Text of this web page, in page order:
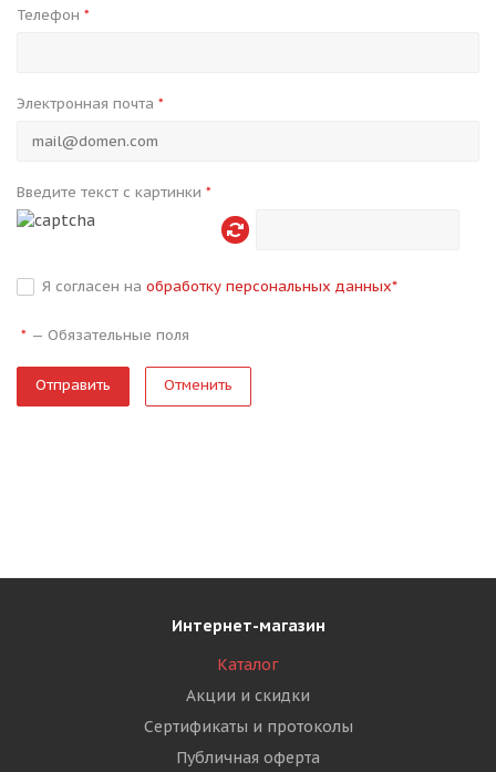
Телефон *
Электронная почта *
Введите текст с картинки *
Я согласен на обработку персональных данных*
* — Обязательные поля
Отменить
Интернет-магазин
Каталог
Акции и скидки
Сертификаты и протоколы
Публичная оферта